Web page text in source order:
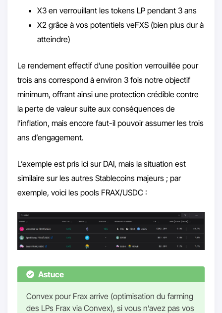
X3 en verrouillant les tokens LP pendant 3 ans
X2 grâce à vos potentiels veFXS (bien plus dur à
atteindre)
Le rendement effectif d’une position verrouillée pour
trois ans correspond à environ 3 fois notre objectif
minimum, offrant ainsi une protection crédible contre
la perte de valeur suite aux conséquences de
l’inflation, mais encore faut-il pouvoir assumer les trois
ans d’engagement.
L’exemple est pris ici sur DAI, mais la situation est
similaire sur les autres Stablecoins majeurs ; par
exemple, voici les pools FRAX/USDC :
Astuce
Convex pour Frax arrive (optimisation du farming
des LPs Frax via Convex), si vous n’avez pas vos